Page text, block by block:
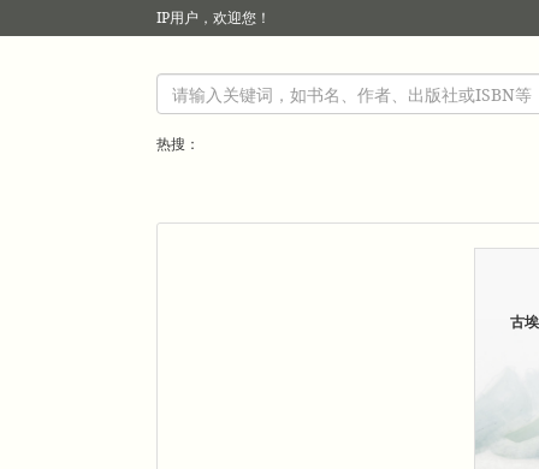
IP用户，欢迎您！
热搜：
古